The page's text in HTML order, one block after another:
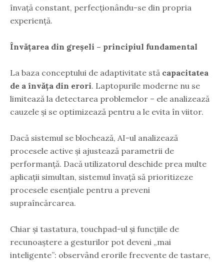
învață constant, perfecționându-se din propria
experiență.
Învățarea din greșeli – principiul fundamental
La baza conceptului de adaptivitate stă capacitatea
de a învăța din erori. Laptopurile moderne nu se
limitează la detectarea problemelor – ele analizează
cauzele și se optimizează pentru a le evita în viitor.
Dacă sistemul se blochează, AI-ul analizează
procesele active și ajustează parametrii de
performanță. Dacă utilizatorul deschide prea multe
aplicații simultan, sistemul învață să prioritizeze
procesele esențiale pentru a preveni
supraîncărcarea.
Chiar și tastatura, touchpad-ul și funcțiile de
recunoaștere a gesturilor pot deveni „mai
inteligente”: observând erorile frecvente de tastare,